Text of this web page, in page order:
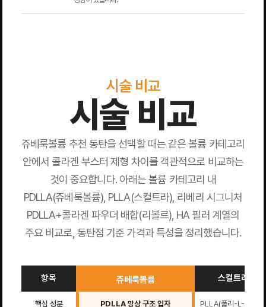
시술 비교
시술 비교
쥬베룩볼륨 추천 동탄을 선택할 때는 같은 볼륨 카테고리
안에서 콜라겐 부스터 제형 차이를 객관적으로 비교하는
것이 중요합니다. 아래는 볼륨 카테고리 내
PDLLA(쥬베룩볼륨), PLLA(스컬트라), 리베리 시그니처
PDLLA+콜라겐 파우더 배합(리볼르), HA 필러 계열의
주요 비교로, 동탄점 기준 가격과 특성을 정리했습니다.
항목 쥬베룩볼륨 스컬트라
핵심 성분 PDLLA 망상 구조 입자 PLLA(폴리-L-락트산)